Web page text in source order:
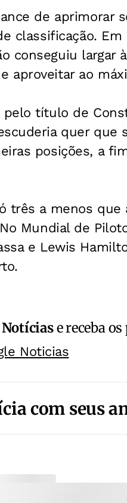
de aprimorar
classificação.
conseguiu largar
aproveitar ao
pelo título de
quer que
posições, a
três a menos que
Mundial de
e Lewis
e receba
Noticias
com seus